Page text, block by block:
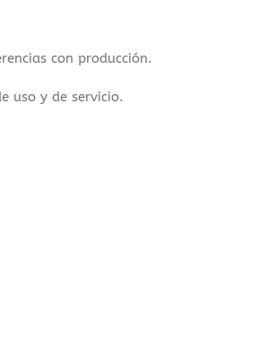
con producción.
uso y de servicio.